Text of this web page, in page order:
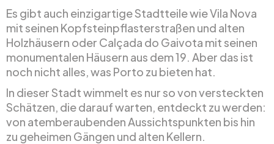
Es gibt auch einzigartige Stadtteile wie Vila Nova
mit seinen Kopfsteinpflasterstraßen und alten
Holzhäusern oder Calçada do Gaivota mit seinen
monumentalen Häusern aus dem 19. Aber das ist
noch nicht alles, was Porto zu bieten hat.
In dieser Stadt wimmelt es nur so von versteckten
Schätzen, die darauf warten, entdeckt zu werden:
von atemberaubenden Aussichtspunkten bis hin
zu geheimen Gängen und alten Kellern.